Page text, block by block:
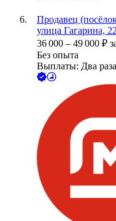
Продавец
улица Гагарина,
36 000 – 49 000 ₽
Без опыта
Выплаты: Два